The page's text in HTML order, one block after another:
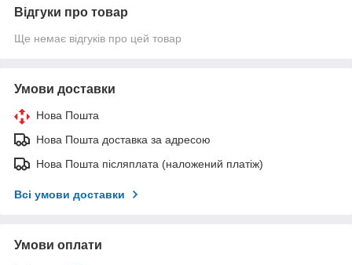
Відгуки про товар
Ще немає відгуків про цей товар
Умови доставки
Нова Пошта
Нова Пошта доставка за адресою
Нова Пошта післяплата (наложений платіж)
Всі умови доставки
Умови оплати